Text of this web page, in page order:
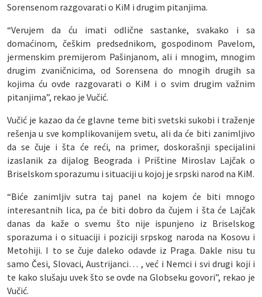
Sorensenom razgovarati o KiM i drugim pitanjima.
“Verujem da ću imati odlične sastanke, svakako i sa
domaćinom, češkim predsednikom, gospodinom Pavelom,
jermenskim premijerom Pašinjanom, ali i mnogim, mnogim
drugim zvaničnicima, od Sorensena do mnogih drugih sa
kojima ću ovde razgovarati o KiM i o svim drugim važnim
pitanjima”, rekao je Vučić.
Vučić je kazao da će glavne teme biti svetski sukobi i traženje
rešenja u sve komplikovanijem svetu, ali da će biti zanimljivo
da se čuje i šta će reći, na primer, doskorašnji specijalini
izaslanik za dijalog Beograda i Prištine Miroslav Lajčak o
Briselskom sporazumu i situaciji u kojoj je srpski narod na KiM.
“Biće zanimljiv sutra taj panel na kojem će biti mnogo
interesantnih lica, pa će biti dobro da čujem i šta će Lajčak
danas da kaže o svemu što nije ispunjeno iz Briselskog
sporazuma i o situaciji i poziciji srpskog naroda na Kosovu i
Metohiji. I to se čuje daleko odavde iz Praga. Dakle nisu tu
samo Česi, Slovaci, Austrijanci… , već i Nemci i svi drugi koji i
te kako slušaju uvek što se ovde na Globseku govori”, rekao je
Vučić.